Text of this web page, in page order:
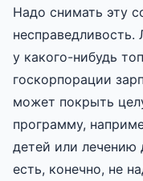
Надо снимать эту
несправедливость.
у какого-нибудь
госкорпорации
может покрыть
программу,
детей или лечению
есть, конечно, не